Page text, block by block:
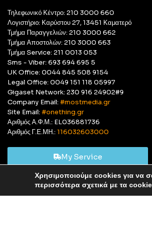
Αυτό είναι ένα δοκιμαστικό
Τηλεφωνικό Κέντρο: 210 3000 660
Λογιστήριο: Καρύστου 27, 13451 Καματερό
Τμήμα Παραγγελιών: 210 3000 662
Τμήμα Αποστολών: 210 3000 663
Τμήμα Service: 211 0013 053
Sms - Viber: 693 694 695 5
UK Office: 0044 845 508 9154
Legal Office: 0049 151 118 05997
Gigaset Network: 230 916 24902#9
Company Email: #mostmedia.gr
Site Email: #onething.gr
Αριθμός Α.Φ.Μ.: EL036881736
Αριθμός Γ.Ε.ΜΗ.: 116032603000
My Service
© Most Media 2011 - 2025, All rights
Χρησιμοποιούμε cookies για να
περισσότερα σχετικά με τα